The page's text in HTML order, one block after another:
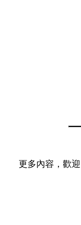
更多內容，歡迎